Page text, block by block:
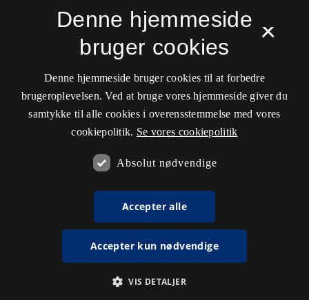
×
Denne hjemmeside
bruger cookies
Denne hjemmeside bruger cookies til at forbedre
brugeroplevelsen. Ved at bruge vores hjemmeside giver du
samtykke til alle cookies i overensstemmelse med vores
cookiepolitik. Se vores cookiepolitik
Absolut nødvendige
Accepter alle
Accepter kun nødvendige
VIS DETALJER